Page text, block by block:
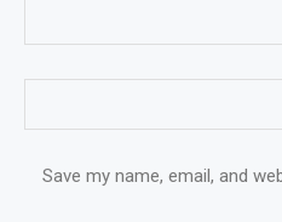
Save my name, email, and